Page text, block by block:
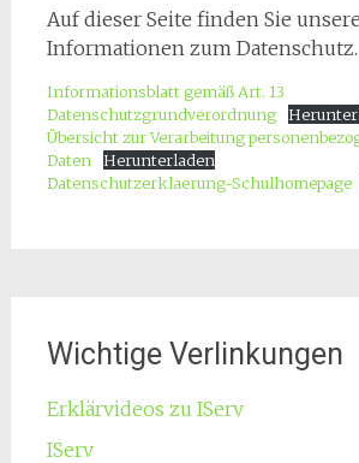
Auf dieser Seite finden Sie unsere
Informationen zum Datenschutz.
Informationsblatt gemäß Art. 13
Datenschutzgrundverordnung
Übersicht zur Verarbeitung
Daten
Herunterladen
Datenschutzerklaerung-Schulhomepage
Wichtige Verlinkungen
Erklärvideos zu IServ
IServ